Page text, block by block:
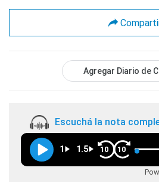
Agregar Diario de
Escuchá la nota
1 1.5 10 10